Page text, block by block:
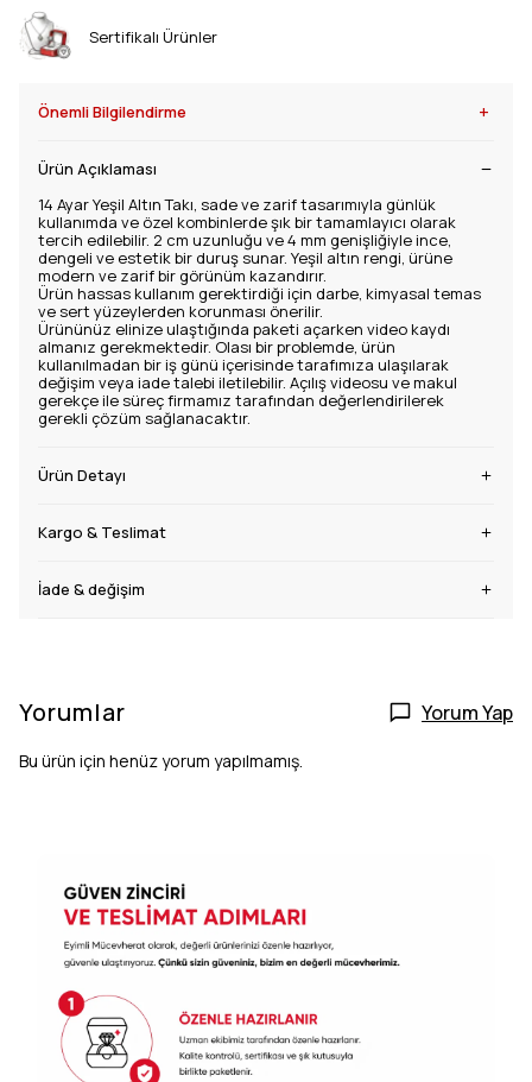
Sertifikalı Ürünler
Önemli Bilgilendirme +
Ürün Açıklaması
14 Ayar Yeşil Altın Takı, sade ve zarif tasarımıyla günlük
kullanımda ve özel kombinlerde şık bir tamamlayıcı olarak
tercih edilebilir. 2 cm uzunluğu ve 4 mm genişliğiyle ince,
dengeli ve estetik bir duruş sunar. Yeşil altın rengi, ürüne
modern ve zarif bir görünüm kazandırır.
Ürün hassas kullanım gerektirdiği için darbe, kimyasal temas
ve sert yüzeylerden korunması önerilir.
Ürününüz elinize ulaştığında paketi açarken video kaydı
almanız gerekmektedir. Olası bir problemde, ürün
kullanılmadan bir iş günü içerisinde tarafımıza ulaşılarak
değişim veya iade talebi iletilebilir. Açılış videosu ve makul
gerekçe ile süreç firmamız tarafından değerlendirilerek
gerekli çözüm sağlanacaktır.
Ürün Detayı
Kargo & Teslimat
İade & değişim
Yorumlar Yorum Yap
Bu ürün için henüz yorum yapılmamış.